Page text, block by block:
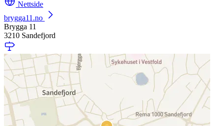
Nettside
brygga11.no
Brygga 11
3210 Sandefjord